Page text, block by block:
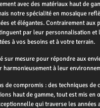
avec des matériaux haut de
notre spécialité en mosaïque
et élégantes. Contrairement aux
par leur personnalisation et
à vos besoins et à votre terrain.
sur mesure pour répondre aux
harmonieusement à leur
de compromis : des techniques de
haut de gamme, tout est mis en
qui traverse les années